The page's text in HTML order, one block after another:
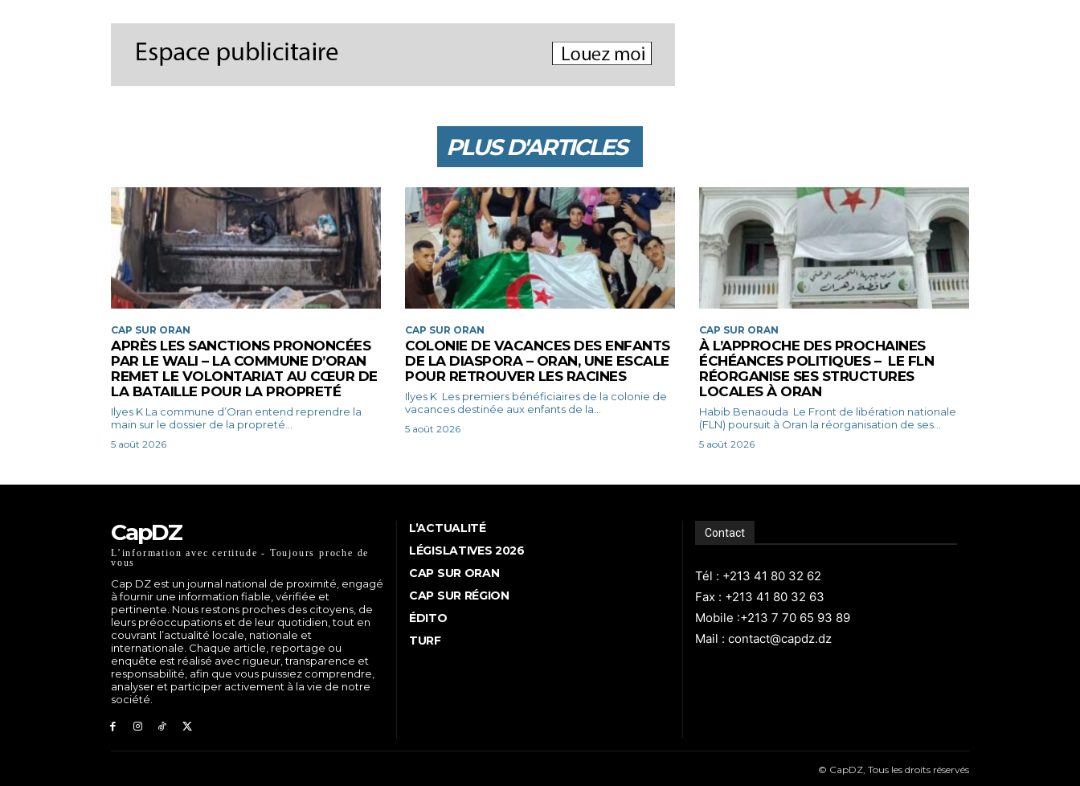
PLUS D'ARTICLES
CAP SUR ORAN
APRÈS LES SANCTIONS PRONONCÉES
PAR LE WALI – LA COMMUNE D’ORAN
REMET LE VOLONTARIAT AU CŒUR DE
LA BATAILLE POUR LA PROPRETÉ
Ilyes K La commune d’Oran entend reprendre la
main sur le dossier de la propreté...
5 août 2026
CAP SUR ORAN
COLONIE DE VACANCES DES ENFANTS
DE LA DIASPORA – ORAN, UNE ESCALE
POUR RETROUVER LES RACINES
Ilyes K Les premiers bénéficiaires de la colonie de
vacances destinée aux enfants de la...
5 août 2026
CAP SUR ORAN
À L’APPROCHE DES PROCHAINES
ÉCHÉANCES POLITIQUES – LE FLN
RÉORGANISE SES STRUCTURES
LOCALES À ORAN
Habib Benaouda Le Front de libération nationale
(FLN) poursuit à Oran la réorganisation de ses...
5 août 2026
CapDZ
L’information avec certitude - Toujours proche de
vous
Cap DZ est un journal national de proximité, engagé
à fournir une information fiable, vérifiée et
pertinente. Nous restons proches des citoyens, de
leurs préoccupations et de leur quotidien, tout en
couvrant l’actualité locale, nationale et
internationale. Chaque article, reportage ou
enquête est réalisé avec rigueur, transparence et
responsabilité, afin que vous puissiez comprendre,
analyser et participer activement à la vie de notre
société.
L’ACTUALITÉ
LÉGISLATIVES 2026
CAP SUR ORAN
CAP SUR RÉGION
ÉDITO
TURF
Contact
Tél : +213 41 80 32 62
Fax : +213 41 80 32 63
Mobile :+213 7 70 65 93 89
Mail : contact@capdz.dz
© CapDZ, Tous les droits réservés